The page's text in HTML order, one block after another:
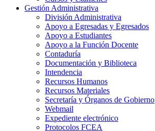
Gestión Administrativa
División Administrativa
Apoyo a Egresadas y Egresados
Apoyo a Estudiantes
Apoyo a la Función Docente
Contaduría
Documentación y Biblioteca
Intendencia
Recursos Humanos
Recursos Materiales
Secretaría y Órganos de Gobierno
Webmail
Expediente electrónico
Protocolos FCEA